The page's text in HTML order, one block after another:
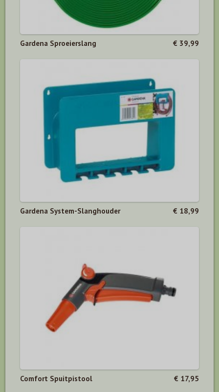
Gardena Sproeierslang € 39,99
Gardena System-Slanghouder € 18,99
Comfort Spuitpistool € 17,95